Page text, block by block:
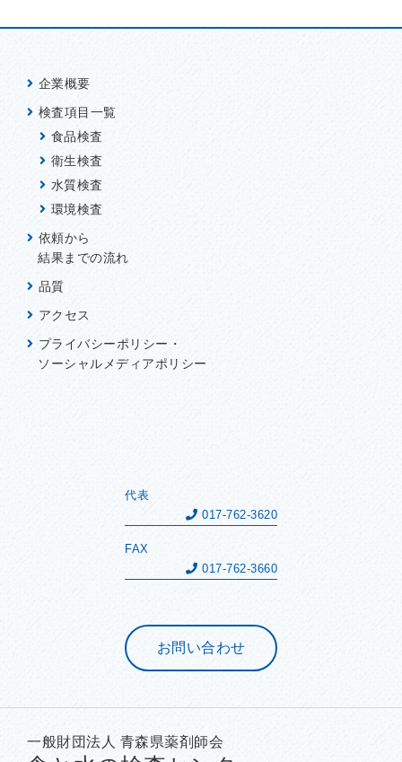
企業概要
検査項目一覧
食品検査
衛生検査
水質検査
環境検査
依頼から
結果までの流れ
品質
アクセス
プライバシーポリシー・
ソーシャルメディアポリシー
代表
017-762-3620
FAX
017-762-3660
お問い合わせ
一般財団法人 青森県薬剤師会